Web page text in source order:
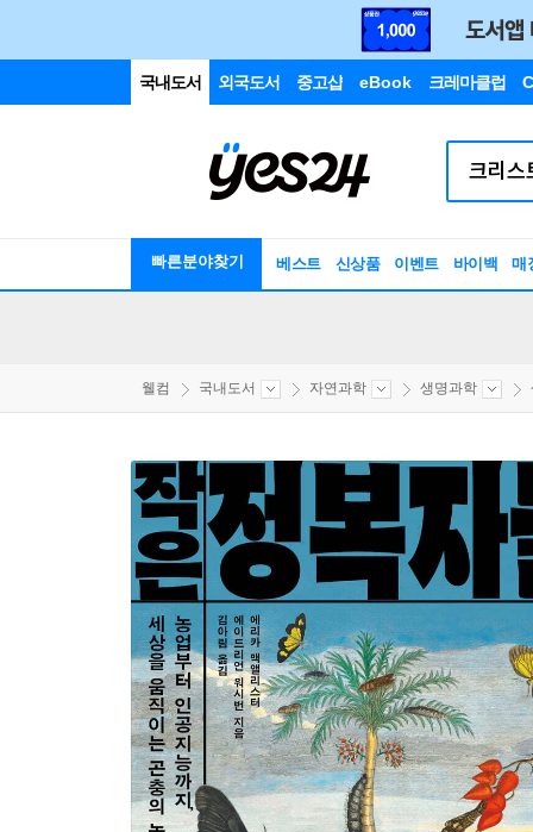
국내도서 외국도서 중고샵 eBook 크레마클럽
빠른분야찾기 베스트 신상품 이벤트 바이백 매
웰컴 국내도서 자연과학 생명과학